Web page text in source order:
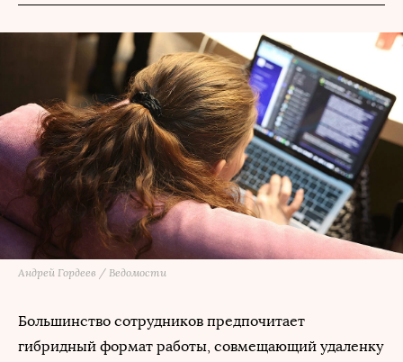
Андрей Гордеев / Ведомости
Большинство сотрудников предпочитает
гибридный формат работы, совмещающий удаленку